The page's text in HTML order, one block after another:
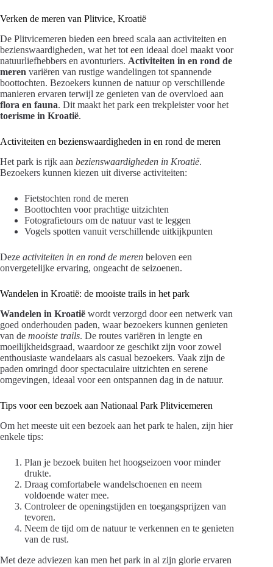
Verken de meren van Plitvice, Kroatië
De Plitvicemeren bieden een breed scala aan activiteiten en
bezienswaardigheden, wat het tot een ideaal doel maakt voor
natuurliefhebbers en avonturiers. Activiteiten in en rond de
meren variëren van rustige wandelingen tot spannende
boottochten. Bezoekers kunnen de natuur op verschillende
manieren ervaren terwijl ze genieten van de overvloed aan
flora en fauna. Dit maakt het park een trekpleister voor het
toerisme in Kroatië.
Activiteiten en bezienswaardigheden in en rond de meren
Het park is rijk aan bezienswaardigheden in Kroatië.
Bezoekers kunnen kiezen uit diverse activiteiten:
Fietstochten rond de meren
Boottochten voor prachtige uitzichten
Fotografietours om de natuur vast te leggen
Vogels spotten vanuit verschillende uitkijkpunten
Deze activiteiten in en rond de meren beloven een
onvergetelijke ervaring, ongeacht de seizoenen.
Wandelen in Kroatië: de mooiste trails in het park
Wandelen in Kroatië wordt verzorgd door een netwerk van
goed onderhouden paden, waar bezoekers kunnen genieten
van de mooiste trails. De routes variëren in lengte en
moeilijkheidsgraad, waardoor ze geschikt zijn voor zowel
enthousiaste wandelaars als casual bezoekers. Vaak zijn de
paden omringd door spectaculaire uitzichten en serene
omgevingen, ideaal voor een ontspannen dag in de natuur.
Tips voor een bezoek aan Nationaal Park Plitvicemeren
Om het meeste uit een bezoek aan het park te halen, zijn hier
enkele tips:
Plan je bezoek buiten het hoogseizoen voor minder
drukte.
Draag comfortabele wandelschoenen en neem
voldoende water mee.
Controleer de openingstijden en toegangsprijzen van
tevoren.
Neem de tijd om de natuur te verkennen en te genieten
van de rust.
Met deze adviezen kan men het park in al zijn glorie ervaren